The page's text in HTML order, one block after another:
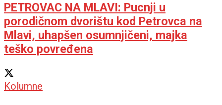
PETROVAC NA MLAVI: Pucnji u
porodičnom dvorištu kod Petrovca na
Mlavi, uhapšen osumnjičeni, majka
teško povređena
Kolumne